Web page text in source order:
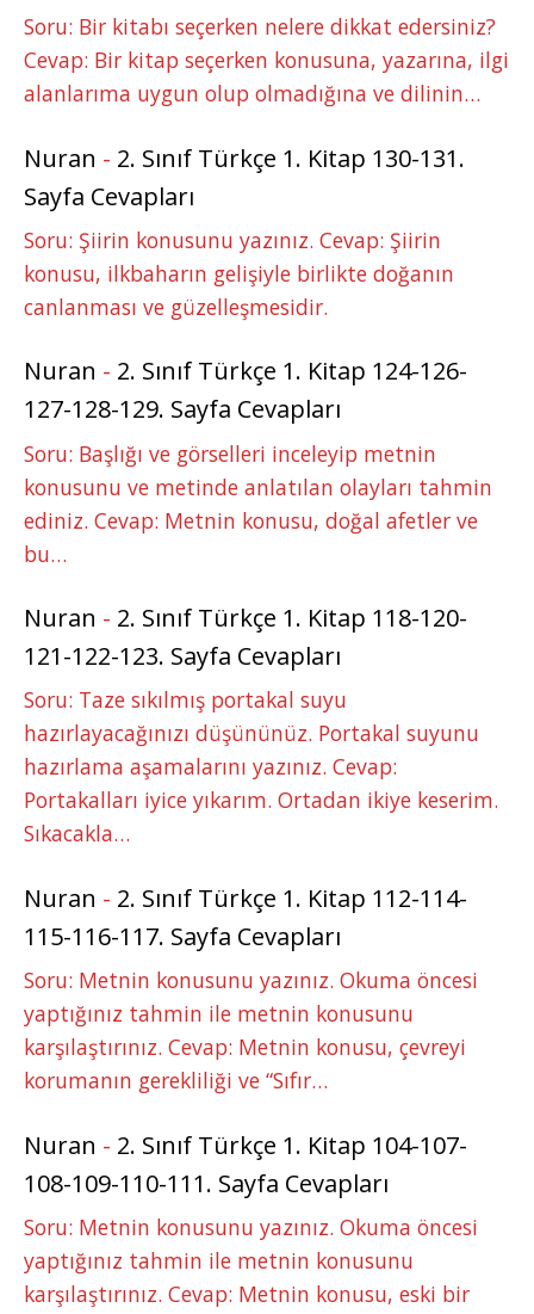
Soru: Bir kitabı seçerken nelere dikkat edersiniz?
Cevap: Bir kitap seçerken konusuna, yazarına, ilgi
alanlarıma uygun olup olmadığına ve dilinin…
Nuran - 2. Sınıf Türkçe 1. Kitap 130-131.
Sayfa Cevapları
Soru: Şiirin konusunu yazınız. Cevap: Şiirin
konusu, ilkbaharın gelişiyle birlikte doğanın
canlanması ve güzelleşmesidir.
Nuran - 2. Sınıf Türkçe 1. Kitap 124-126-
127-128-129. Sayfa Cevapları
Soru: Başlığı ve görselleri inceleyip metnin
konusunu ve metinde anlatılan olayları tahmin
ediniz. Cevap: Metnin konusu, doğal afetler ve
bu…
Nuran - 2. Sınıf Türkçe 1. Kitap 118-120-
121-122-123. Sayfa Cevapları
Soru: Taze sıkılmış portakal suyu
hazırlayacağınızı düşününüz. Portakal suyunu
hazırlama aşamalarını yazınız. Cevap:
Portakalları iyice yıkarım. Ortadan ikiye keserim.
Sıkacakla…
Nuran - 2. Sınıf Türkçe 1. Kitap 112-114-
115-116-117. Sayfa Cevapları
Soru: Metnin konusunu yazınız. Okuma öncesi
yaptığınız tahmin ile metnin konusunu
karşılaştırınız. Cevap: Metnin konusu, çevreyi
korumanın gerekliliği ve “Sıfır…
Nuran - 2. Sınıf Türkçe 1. Kitap 104-107-
108-109-110-111. Sayfa Cevapları
Soru: Metnin konusunu yazınız. Okuma öncesi
yaptığınız tahmin ile metnin konusunu
karşılaştırınız. Cevap: Metnin konusu, eski bir